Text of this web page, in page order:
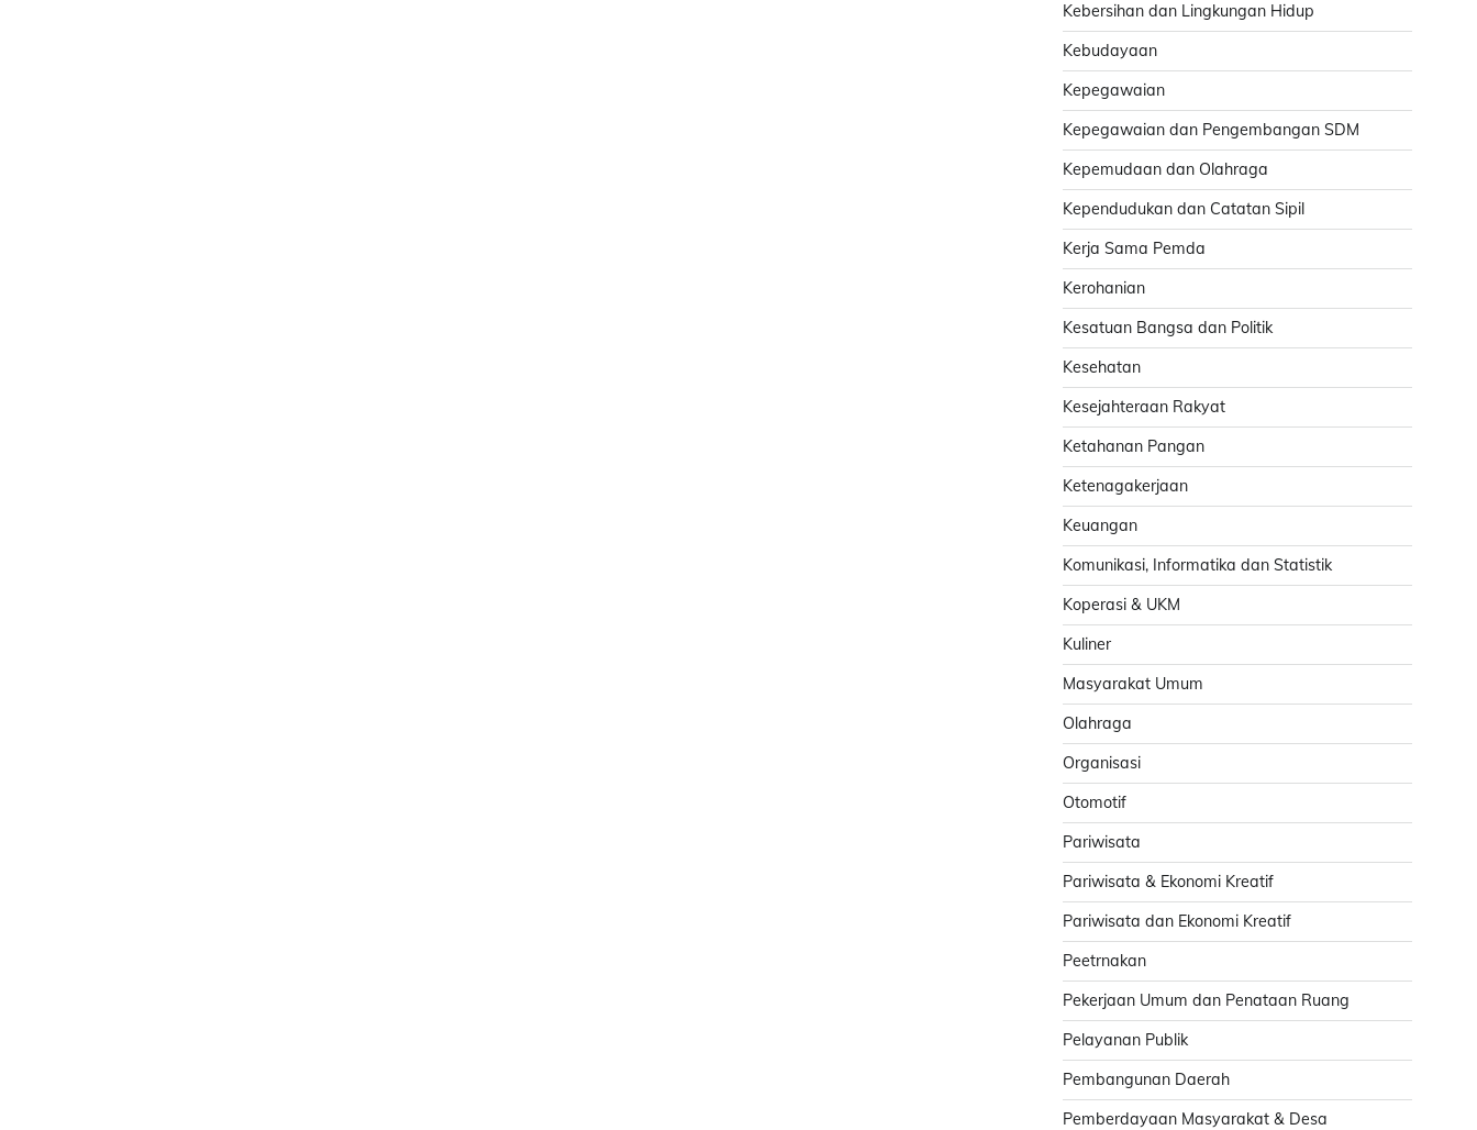
Kebersihan dan Lingkungan Hidup
Kebudayaan
Kepegawaian
Kepegawaian dan Pengembangan SDM
Kepemudaan dan Olahraga
Kependudukan dan Catatan Sipil
Kerja Sama Pemda
Kerohanian
Kesatuan Bangsa dan Politik
Kesehatan
Kesejahteraan Rakyat
Ketahanan Pangan
Ketenagakerjaan
Keuangan
Komunikasi, Informatika dan Statistik
Koperasi & UKM
Kuliner
Masyarakat Umum
Olahraga
Organisasi
Otomotif
Pariwisata
Pariwisata & Ekonomi Kreatif
Pariwisata dan Ekonomi Kreatif
Peetrnakan
Pekerjaan Umum dan Penataan Ruang
Pelayanan Publik
Pembangunan Daerah
Pemberdayaan Masyarakat & Desa